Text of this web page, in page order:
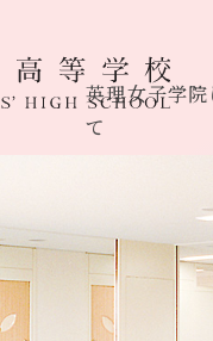
英理女子学院
て